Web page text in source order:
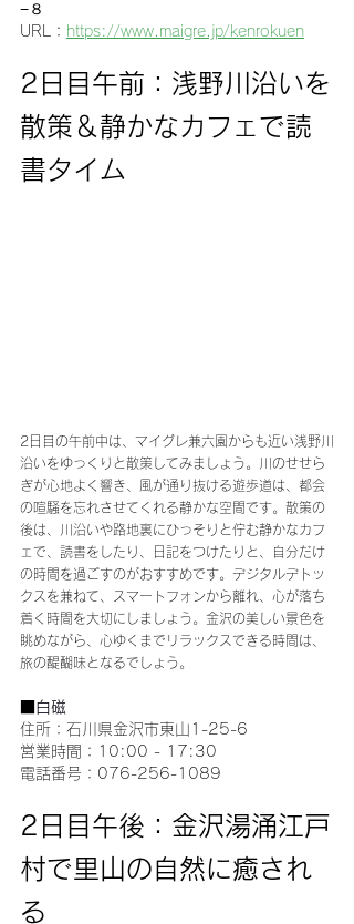
−８
URL： https://www.maigre.jp/kenrokuen
2日目午前：浅野川沿いを
散策＆静かなカフェで読
書タイム
2日目の午前中は、マイグレ兼六園からも近い浅野川
沿いをゆっくりと散策してみましょう。川のせせら
ぎが心地よく響き、風が通り抜ける遊歩道は、都会
の喧騒を忘れさせてくれる静かな空間です。散策の
後は、川沿いや路地裏にひっそりと佇む静かなカフ
ェで、読書をしたり、日記をつけたりと、自分だけ
の時間を過ごすのがおすすめです。デジタルデトッ
クスを兼ねて、スマートフォンから離れ、心が落ち
着く時間を大切にしましょう。金沢の美しい景色を
眺めながら、心ゆくまでリラックスできる時間は、
旅の醍醐味となるでしょう。
白磁
住所：石川県金沢市東山1-25-6
営業時間：10:00 - 17:30
電話番号：076-256-1089
2日目午後：金沢湯涌江戸
村で里山の自然に癒され
る